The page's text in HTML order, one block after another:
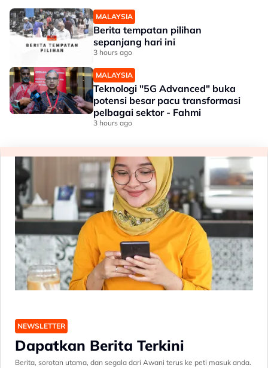
MALAYSIA
Berita tempatan pilihan
sepanjang hari ini
3 hours ago
MALAYSIA
Teknologi "5G Advanced" buka
potensi besar pacu transformasi
pelbagai sektor - Fahmi
3 hours ago
NEWSLETTER
Dapatkan Berita Terkini
Berita, sorotan utama, dan segala dari Awani terus ke peti masuk anda.